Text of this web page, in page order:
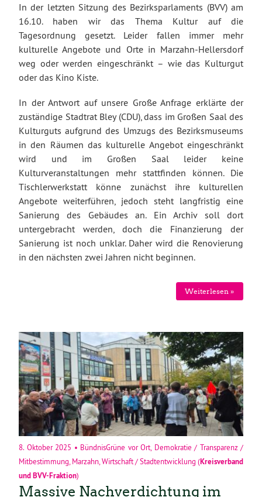
In der letzten Sitzung des Bezirksparlaments (BVV) am
16.10. haben wir das Thema Kultur auf die
Tagesordnung gesetzt. Leider fallen immer mehr
kulturelle Angebote und Orte in Marzahn-Hellersdorf
weg oder werden eingeschränkt – wie das Kulturgut
oder das Kino Kiste.
In der Antwort auf unsere Große Anfrage erklärte der
zuständige Stadtrat Bley (CDU), dass im Großen Saal des
Kulturguts aufgrund des Umzugs des Bezirksmuseums
in den Räumen das kulturelle Angebot eingeschränkt
wird und im Großen Saal leider keine
Kulturveranstaltungen mehr stattfinden können. Die
Tischlerwerkstatt könne zunächst ihre kulturellen
Angebote weiterführen, jedoch steht langfristig eine
Sanierung des Gebäudes an. Ein Archiv soll dort
untergebracht werden, doch die Finanzierung der
Sanierung ist noch unklar. Daher wird die Renovierung
in den nächsten zwei Jahren nicht beginnen.
Weiterlesen »
8. Oktober 2025 • BündnisGrüne vor Ort Demokratie / Transparenz /
Mitbestimmung Marzahn Wirtschaft / Stadtentwicklung (Kreisverband
undBVV-Fraktion)
Massive Nachverdichtung im